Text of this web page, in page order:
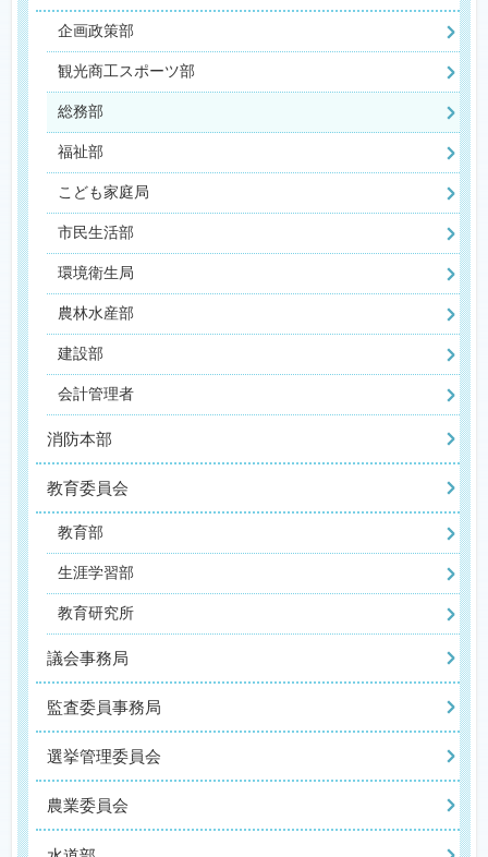
企画政策部
観光商工スポーツ部
総務部
福祉部
こども家庭局
市民生活部
環境衛生局
農林水産部
建設部
会計管理者
消防本部
教育委員会
教育部
生涯学習部
教育研究所
議会事務局
監査委員事務局
選挙管理委員会
農業委員会